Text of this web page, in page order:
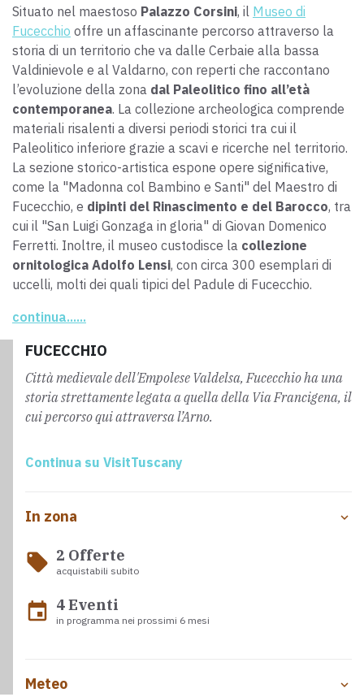
Situato nel maestoso Palazzo Corsini, il Museo di
Fucecchio offre un affascinante percorso attraverso la
storia di un territorio che va dalle Cerbaie alla bassa
Valdinievole e al Valdarno, con reperti che raccontano
l’evoluzione della zona dal Paleolitico fino all’età
contemporanea. La collezione archeologica comprende
materiali risalenti a diversi periodi storici tra cui il
Paleolitico inferiore grazie a scavi e ricerche nel territorio.
La sezione storico-artistica espone opere significative,
come la "Madonna col Bambino e Santi" del Maestro di
Fucecchio, e dipinti del Rinascimento e del Barocco, tra
cui il "San Luigi Gonzaga in gloria" di Giovan Domenico
Ferretti. Inoltre, il museo custodisce la collezione
ornitologica Adolfo Lensi, con circa 300 esemplari di
uccelli, molti dei quali tipici del Padule di Fucecchio.
offre uno spunto prezioso dal punto di vista culturale.
continua......
FUCECCHIO
Città medievale dell'Empolese Valdelsa, Fucecchio ha una
storia strettamente legata a quella della Via Francigena, il
cui percorso qui attraversa l’Arno.
Continua su VisitTuscany
In zona
local_offer 2 Offerte
acquistabili subito
event 4 Eventi
in programma nei prossimi 6 mesi
Meteo